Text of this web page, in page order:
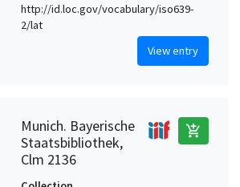
http://id.loc.gov/vocabulary/iso639-
2/lat
View entry
Munich. Bayerische
Staatsbibliothek,
Clm 2136
add_shopping_cart